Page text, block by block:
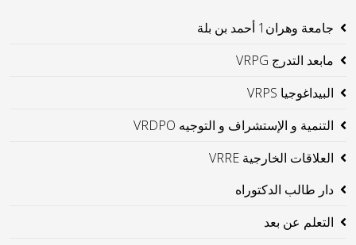
جامعة وهران1 أحمد بن بلة
مابعد التدرج VRPG
البيداغوجيا VRPS
التنمية و الإستشراف و التوجيه VRDPO
العلاقات الخارجية VRRE
دار طالب الدكتوراه
التعلم عن بعد